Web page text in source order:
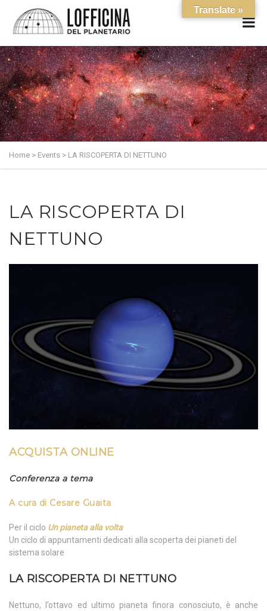
Home > Events > LA RISCOPERTA DI NETTUNO
LA RISCOPERTA DI
NETTUNO
ACQUISTA ONLINE
Conferenza a tema
A cura di Cesare Guaita
Per il ciclo Unpianetaalla volta
Un ciclo di appuntamenti dedicati alla scoperta dei pianeti del
sistema solare
LA RISCOPERTA DI NETTUNO
Nettuno, l’ottavo ed ultimo pianeta finora conosciuto, è anche
Translate »